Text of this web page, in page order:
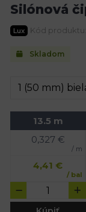
Silónová
Lux Kód produktu:
Skladom
13.5 m
0,327 €
/ m
4,41 €
/ bal